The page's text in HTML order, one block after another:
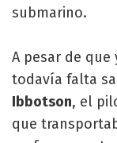
submarino.
A pesar de que
todavía falta
Ibbotson, el
que